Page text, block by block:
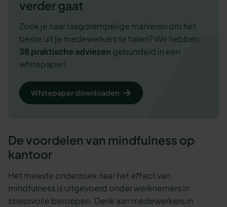
verder gaat
Zoek je naar laagdrempelige manieren om het
beste uit je medewerkers te halen? We hebben
38 praktische adviezen gebundeld in een
whitepaper!
Whitepaper downloaden
De voordelen van mindfulness op
kantoor
Het meeste onderzoek naar het effect van
mindfulness is uitgevoerd onder werknemers in
stressvolle beroepen. Denk aan medewerkers in